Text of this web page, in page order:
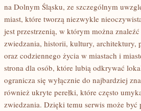
na Dolnym Śląsku, ze szczególnym
miast, które tworzą niezwykle
jest przestrzenią, w którym można
zwiedzania, historii, kultury, architektury,
oraz codziennego życia w miastach i
strona dla osób, które lubią odkrywać
ogranicza się wyłącznie do najbardziej
również ukryte perełki, które często
zwiedzania. Dzięki temu serwis może